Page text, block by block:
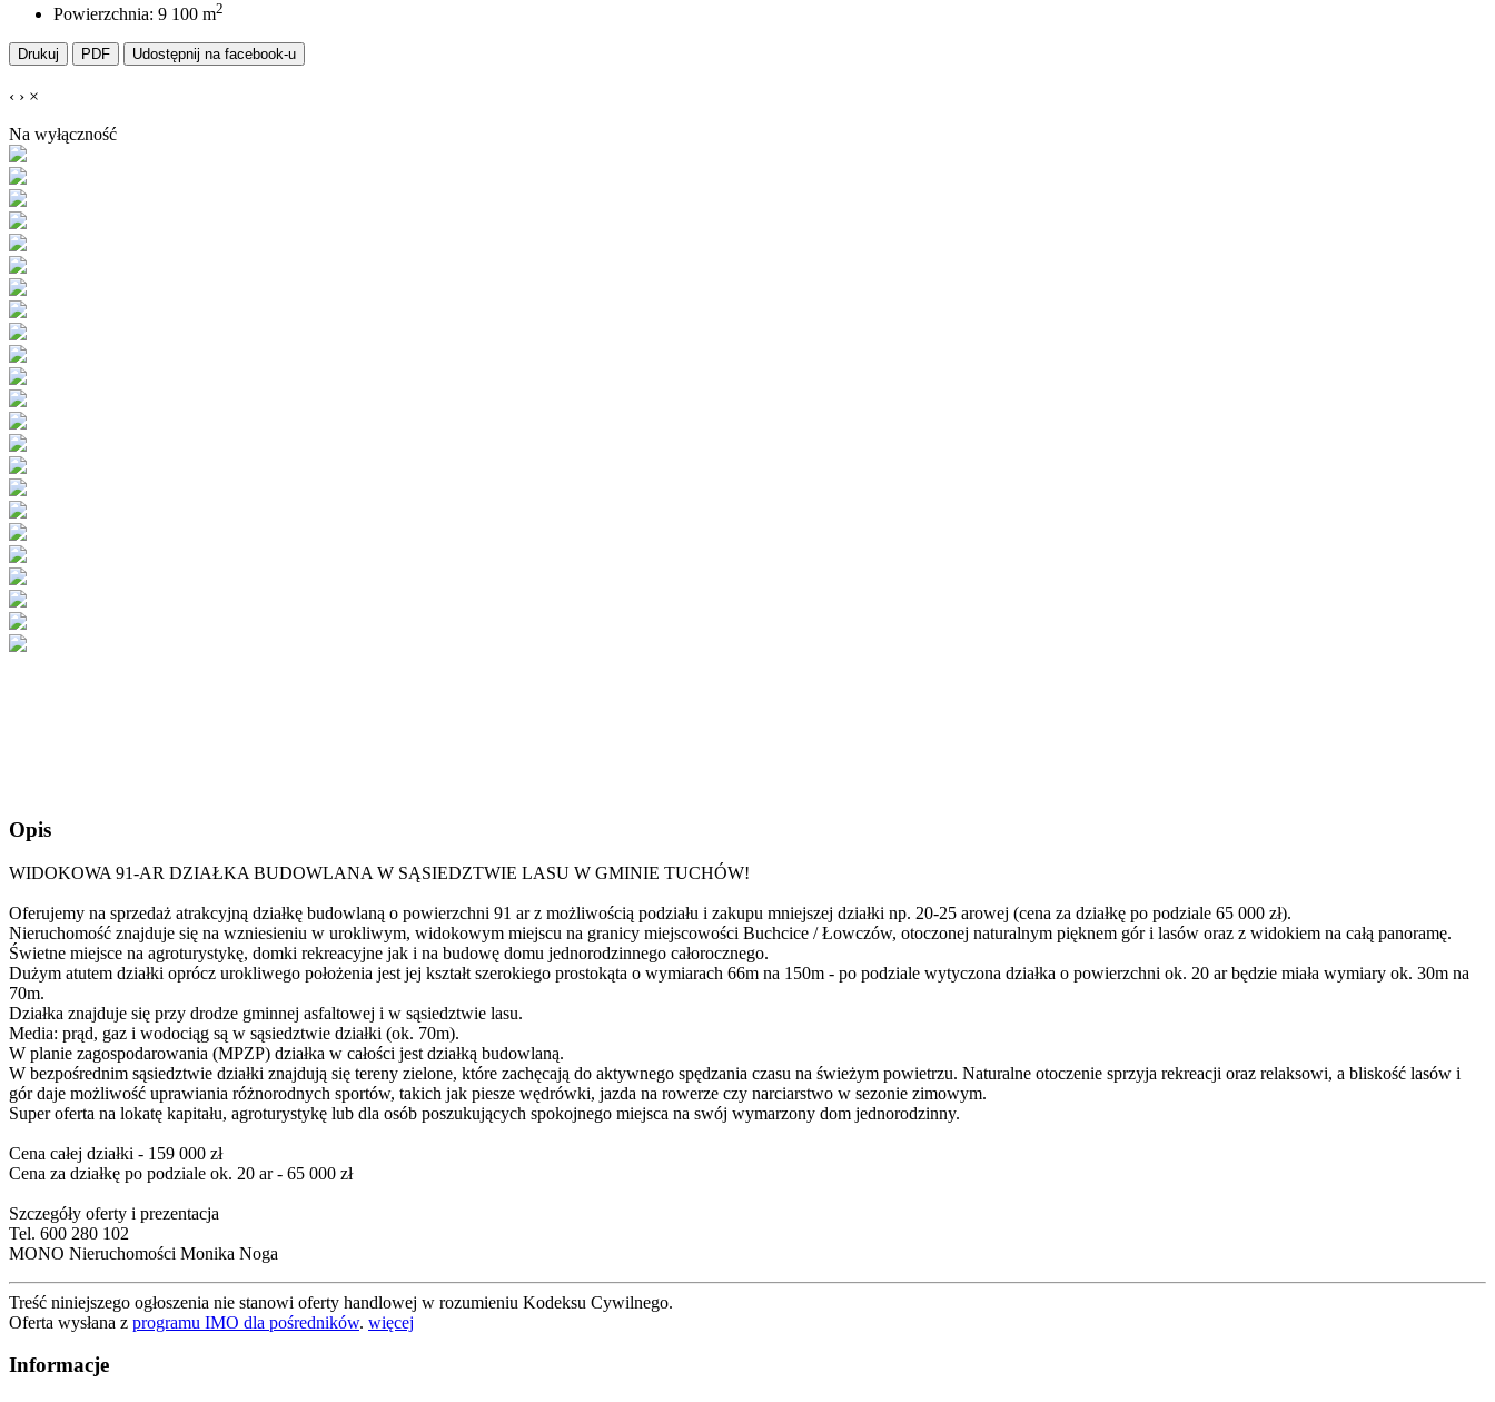
Powierzchnia: 9 100 m2
Drukuj PDF Udostępnij na facebook-u
‹ › ×
Na wyłączność
Opis
WIDOKOWA 91-AR DZIAŁKA BUDOWLANA W SĄSIEDZTWIE LASU W GMINIE TUCHÓW!
Oferujemy na sprzedaż atrakcyjną działkę budowlaną o powierzchni 91 ar z możliwością podziału i zakupu mniejszej działki np. 20-25 arowej (cena za działkę po podziale 65 000 zł).
Nieruchomość znajduje się na wzniesieniu w urokliwym, widokowym miejscu na granicy miejscowości Buchcice / Łowczów, otoczonej naturalnym pięknem gór i lasów oraz z widokiem na całą panoramę.
Świetne miejsce na agroturystykę, domki rekreacyjne jak i na budowę domu jednorodzinnego całorocznego.
Dużym atutem działki oprócz urokliwego położenia jest jej kształt szerokiego prostokąta o wymiarach 66m na 150m - po podziale wytyczona działka o powierzchni ok. 20 ar będzie miała wymiary ok. 30m na
70m.
Działka znajduje się przy drodze gminnej asfaltowej i w sąsiedztwie lasu.
Media: prąd, gaz i wodociąg są w sąsiedztwie działki (ok. 70m).
W planie zagospodarowania (MPZP) działka w całości jest działką budowlaną.
W bezpośrednim sąsiedztwie działki znajdują się tereny zielone, które zachęcają do aktywnego spędzania czasu na świeżym powietrzu. Naturalne otoczenie sprzyja rekreacji oraz relaksowi, a bliskość lasów i
gór daje możliwość uprawiania różnorodnych sportów, takich jak piesze wędrówki, jazda na rowerze czy narciarstwo w sezonie zimowym.
Super oferta na lokatę kapitału, agroturystykę lub dla osób poszukujących spokojnego miejsca na swój wymarzony dom jednorodzinny.
Cena całej działki - 159 000 zł
Cena za działkę po podziale ok. 20 ar - 65 000 zł
Szczegóły oferty i prezentacja
Tel. 600 280 102
MONO Nieruchomości Monika Noga
Treść niniejszego ogłoszenia nie stanowi oferty handlowej w rozumieniu Kodeksu Cywilnego.
Oferta wysłana z programu IMO dla pośredników. więcej
Informacje